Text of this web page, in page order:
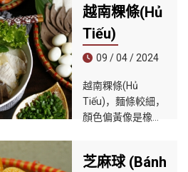
越南粿條(Hủ
Tiếu)
09 / 04 / 2024
越南粿條(Hủ
Tiếu)，麵條較細，
顏色偏黃像是橡皮
麵也有乾麵形式可
芝麻球 (Bánh